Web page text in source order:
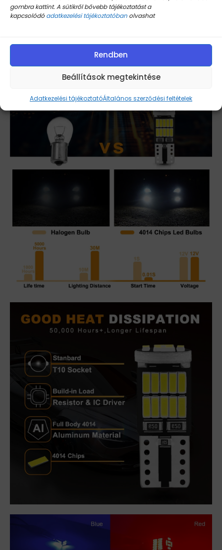
gombra kattint. A sütikről bővebb tájékoztatást a
kapcsolódó adatkezelési tájékoztatóban olvashat
Rendben
Beállítások megtekintése
Adatkezelési tájékoztatóÁltalános szerződési feltételek